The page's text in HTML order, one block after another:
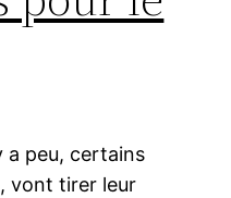
a peu, certains
vont tirer leur